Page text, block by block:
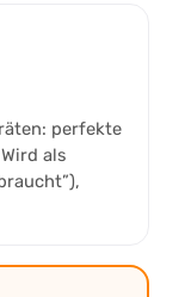
perfekte
als